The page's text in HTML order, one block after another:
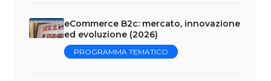
eCommerce B2c: mercato, innovazione
ed evoluzione (2026)
PROGRAMMA TEMATICO